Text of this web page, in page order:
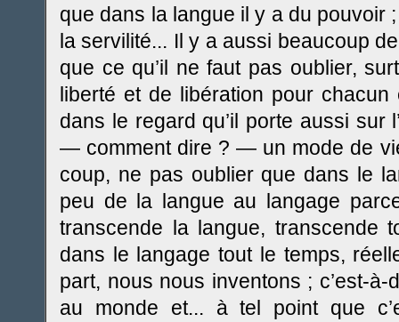
que dans la langue il y a du pouvoir
la servilité... Il y a aussi beaucoup
que ce qu’il ne faut pas oublier,
liberté et de libération pour
dans le regard qu’il porte aussi sur
— comment dire ? — un mode de
coup, ne pas oublier que dans le
peu de la langue au langage
transcende la langue,
dans le langage tout le temps,
part, nous nous inventons ; c’est-
au monde et... à tel point que